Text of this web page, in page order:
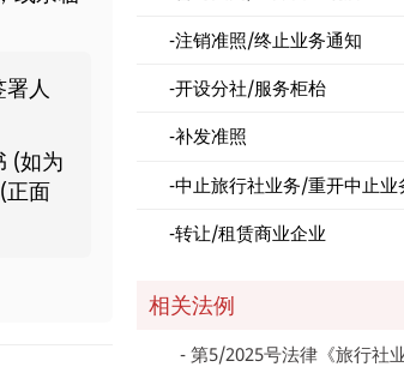
人
(如为
正面
注销准照/终止业务通知
开设分社/服务柜枱
补发准照
中止旅行社业务/重开中止业
转让/租赁商业企业
相关法例
第5/2025号法律《旅行社